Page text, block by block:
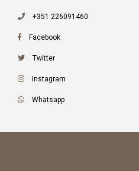
+351 226091460
Facebook
Twitter
Instagram
Whatsapp